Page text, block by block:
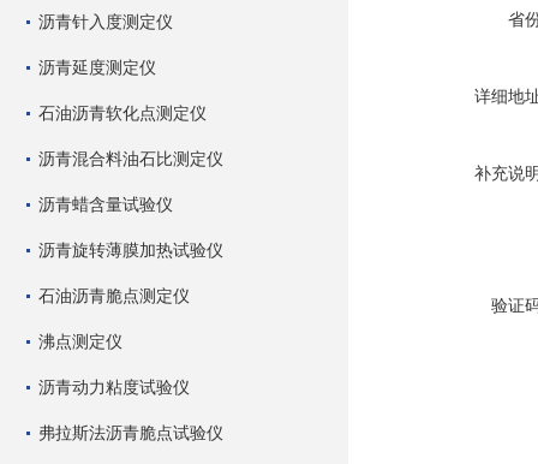
沥青针入度测定仪
沥青延度测定仪
石油沥青软化点测定仪
沥青混合料油石比测定仪
沥青蜡含量试验仪
沥青旋转薄膜加热试验仪
石油沥青脆点测定仪
沸点测定仪
沥青动力粘度试验仪
弗拉斯法沥青脆点试验仪
省
详细地
补充说
验证